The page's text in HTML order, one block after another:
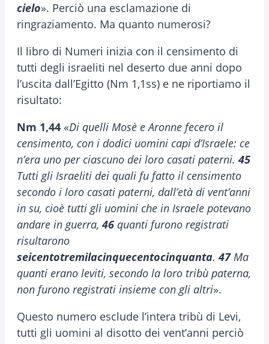
cielo». Perciò una esclamazione di
ringraziamento. Ma quanto numerosi?
Il libro di Numeri inizia con il censimento di
tutti degli israeliti nel deserto due anni dopo
l’uscita dall’Egitto (Nm 1,1ss) e ne riportiamo il
risultato:
Nm 1,44 «Di quelli Mosè e Aronne fecero il
censimento, con i dodici uomini capi d’Israele: ce
n’era uno per ciascuno dei loro casati paterni. 45
Tutti gli Israeliti dei quali fu fatto il censimento
secondo i loro casati paterni, dall’età di vent’anni
in su, cioè tutti gli uomini che in Israele potevano
andare in guerra, 46 quanti furono registrati
risultarono
seicentotremilacinquecentocinquanta. 47Ma
quanti erano leviti, secondo la loro tribù paterna,
non furono registrati insieme con gli altri».
Questo numero esclude l’intera tribù di Levi,
tutti gli uomini al disotto dei vent’anni perciò